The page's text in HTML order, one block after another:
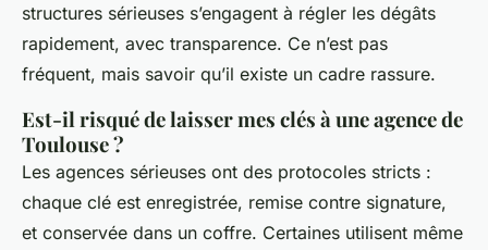
structures sérieuses s’engagent à régler les dégâts
rapidement, avec transparence. Ce n’est pas
fréquent, mais savoir qu’il existe un cadre rassure.
Est-il risqué de laisser mes clés à une agence de
Toulouse ?
Les agences sérieuses ont des protocoles stricts :
chaque clé est enregistrée, remise contre signature,
et conservée dans un coffre. Certaines utilisent même